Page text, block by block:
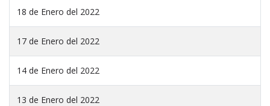
18 de Enero del 2022
17 de Enero del 2022
14 de Enero del 2022
13 de Enero del 2022